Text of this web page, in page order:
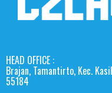
HEAD OFFICE :
Brajan, Tamantirto, Kec.
55184